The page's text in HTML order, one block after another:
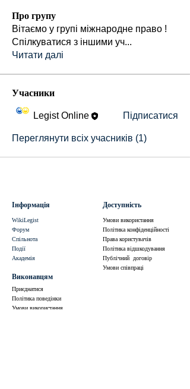
Про групу
Вітаємо у групі міжнародне право !
Спілкуватися з іншими уч...
Читати далі
Учасники
Legist Online Підписатися
Переглянути всіх учасників (1)
Інформація
WikiLegist
Форум
Спільнота
Події
Академія
Доступність
Умови використання
Політика конфіденційності
Права користувачів
Політика відшкодування
Публічний договір
Умови співпраці
Виконавцям
Приєднатися
Політика поведінки
Умови використання